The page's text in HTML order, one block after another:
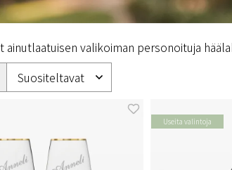
ainutlaatuisen valikoiman personoituja
Useita valintoja